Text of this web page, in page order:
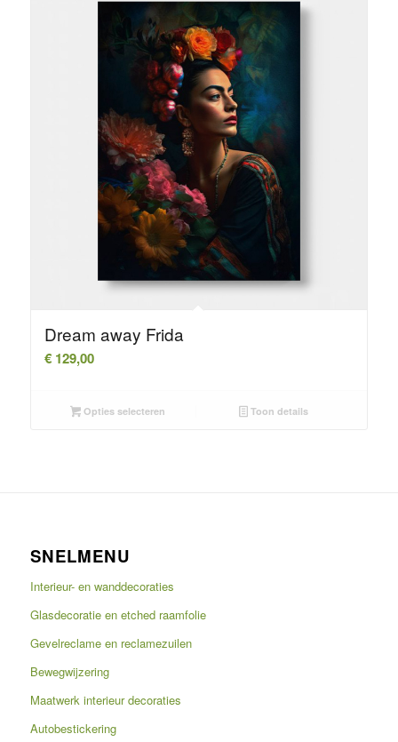
Dream away Frida
€129,00
Opties selecteren Toon details
SNELMENU
Interieur- en wanddecoraties
Glasdecoratie en etched raamfolie
Gevelreclame en reclamezuilen
Bewegwijzering
Maatwerk interieur decoraties
Autobestickering